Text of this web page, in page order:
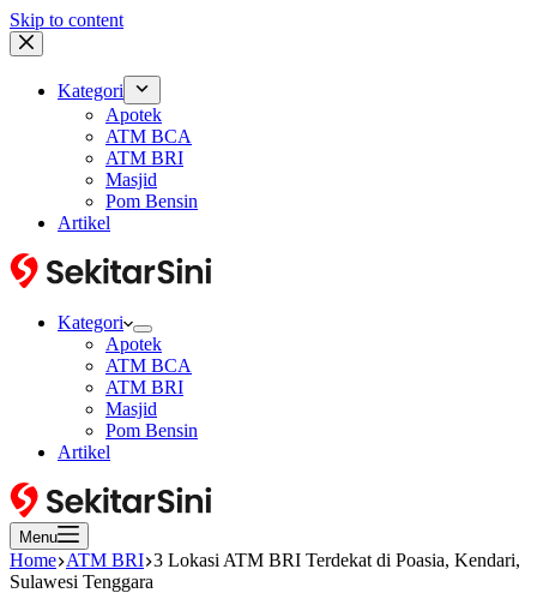
Skip to content
Kategori
Apotek
ATM BCA
ATM BRI
Masjid
Pom Bensin
Artikel
Kategori
Apotek
ATM BCA
ATM BRI
Masjid
Pom Bensin
Artikel
Menu
Home ATM BRI 3 Lokasi ATM BRI Terdekat di Poasia, Kendari,
Sulawesi Tenggara